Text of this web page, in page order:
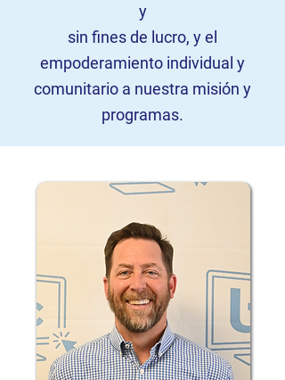
y
sin fines de lucro, y el
empoderamiento individual y
comunitario a nuestra misión y
programas.